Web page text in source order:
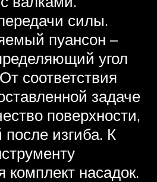
силы.
пуансон –
угол
соответствия
задаче
поверхности,
после изгиба. К
комплект насадок.